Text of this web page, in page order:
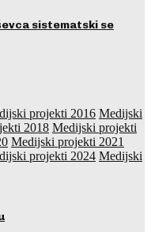
sistematski se
projekti 2016 Medijski
2018 Medijski projekti
Medijski projekti 2021
projekti 2024 Medijski